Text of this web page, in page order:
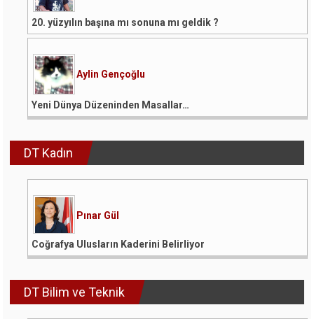
20. yüzyılın başına mı sonuna mı geldik ?
Aylin Gençoğlu
Yeni Dünya Düzeninden Masallar…
DT Kadın
Pınar Gül
Coğrafya Ulusların Kaderini Belirliyor
DT Bilim ve Teknik